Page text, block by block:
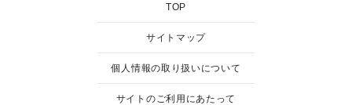
TOP
サイトマップ
個人情報の取り扱いについて
サイトのご利用にあたって